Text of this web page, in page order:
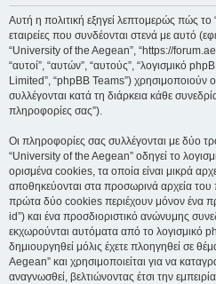
Αυτή η πολιτική εξηγεί λεπτομερώς πώς
εταιρείες που συνδέονται στενά με αυτό
“University of the Aegean”, “https://
“αυτοί”, “αυτών”, “αυτούς”, “λογισμικό
Limited”, “phpBB Teams”) χρησιμοποιούν
συλλέγονται κατά τη διάρκεια κάθε
πληροφορίες σας”).
Οι πληροφορίες σας συλλέγονται με δύο
“University of the Aegean” οδηγεί το
ορισμένα cookies, τα οποία είναι μικρά
αποθηκεύονται στα προσωρινά αρχεία
πρώτα δύο cookies περιέχουν μόνον ένα
id”) και ένα προσδιοριστικό ανώνυμης
εκχωρούνται αυτόματα από το λογισμικό
δημιουργηθεί μόλις έχετε πλοηγηθεί σε
Aegean” και χρησιμοποιείται για να
αναγνωσθεί, βελτιώνοντας έτσι την